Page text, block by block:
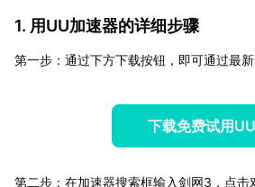
1. 用UU加速器的详细步骤
第一步：通过下方下载按钮，即可通过最新
下载免费试用UU
第二步：在加速器搜索框输入剑网3，点击